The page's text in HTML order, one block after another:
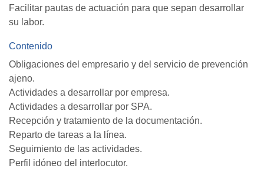
Facilitar pautas de actuación para que sepan desarrollar
su labor.
Contenido
Obligaciones del empresario y del servicio de prevención
ajeno.
Actividades a desarrollar por empresa.
Actividades a desarrollar por SPA.
Recepción y tratamiento de la documentación.
Reparto de tareas a la línea.
Seguimiento de las actividades.
Perfil idóneo del interlocutor.